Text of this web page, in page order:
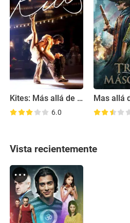
Kites: Más allá de las fronteras
6.0
Vista recientemente